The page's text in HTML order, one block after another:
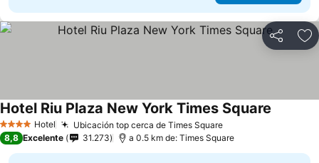
Compartir
4 EstrellasHotel Ubicación top cerca de Times Square
Hotel Riu Plaza New York Times Square
8,8 Excelente 31.273 a 0.5 km de: Times Square